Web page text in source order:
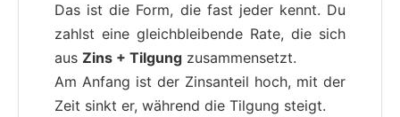
Das ist die Form, die fast jeder kennt. Du
zahlst eine gleichbleibende Rate, die sich
aus Zins + Tilgung zusammensetzt.
Am Anfang ist der Zinsanteil hoch, mit der
Zeit sinkt er, während die Tilgung steigt.